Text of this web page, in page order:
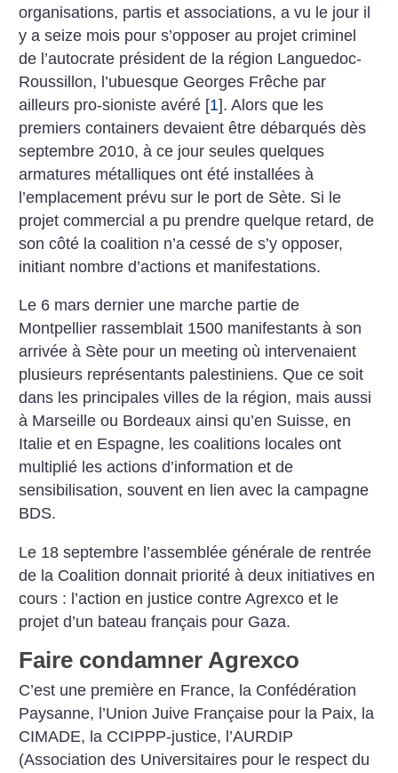
organisations, partis et associations, a vu le jour il
y a seize mois pour s’opposer au projet criminel
de l’autocrate président de la région Languedoc-
Roussillon, l’ubuesque Georges Frêche par
ailleurs pro-sioniste avéré [1]. Alors que les
premiers containers devaient être débarqués dès
septembre 2010, à ce jour seules quelques
armatures métalliques ont été installées à
l’emplacement prévu sur le port de Sète. Si le
projet commercial a pu prendre quelque retard, de
son côté la coalition n’a cessé de s’y opposer,
initiant nombre d’actions et manifestations.
Le 6 mars dernier une marche partie de
Montpellier rassemblait 1500 manifestants à son
arrivée à Sète pour un meeting où intervenaient
plusieurs représentants palestiniens. Que ce soit
dans les principales villes de la région, mais aussi
à Marseille ou Bordeaux ainsi qu’en Suisse, en
Italie et en Espagne, les coalitions locales ont
multiplié les actions d’information et de
sensibilisation, souvent en lien avec la campagne
BDS.
Le 18 septembre l’assemblée générale de rentrée
de la Coalition donnait priorité à deux initiatives en
cours : l’action en justice contre Agrexco et le
projet d’un bateau français pour Gaza.
Faire condamner Agrexco
C’est une première en France, la Confédération
Paysanne, l’Union Juive Française pour la Paix, la
CIMADE, la CCIPPP-justice, l’AURDIP
(Association des Universitaires pour le respect du